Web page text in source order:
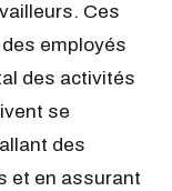
Ces
employés
des activités
se
des
et en assurant